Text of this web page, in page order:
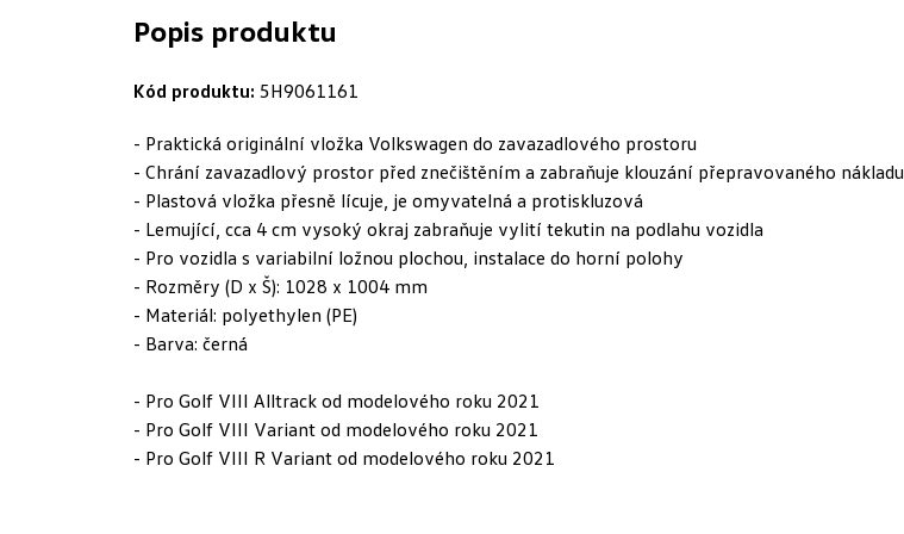
Popis produktu
Kód produktu: 5H9061161
- Praktická originální vložka Volkswagen do zavazadlového prostoru
- Chrání zavazadlový prostor před znečištěním a zabraňuje klouzání přepravovaného nákladu
- Plastová vložka přesně lícuje, je omyvatelná a protiskluzová
- Lemující, cca 4 cm vysoký okraj zabraňuje vylití tekutin na podlahu vozidla
- Pro vozidla s variabilní ložnou plochou, instalace do horní polohy
- Rozměry (D x Š): 1028 x 1004 mm
- Materiál: polyethylen (PE)
- Barva: černá
- Pro Golf VIII Alltrack od modelového roku 2021
- Pro Golf VIII Variant od modelového roku 2021
- Pro Golf VIII R Variant od modelového roku 2021